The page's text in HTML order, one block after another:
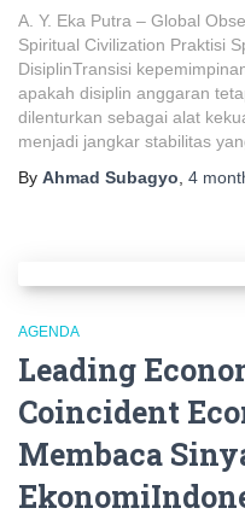
A. Y. Eka Putra – Global
Spiritual Civilization Praktisi
DisiplinTransisi
apakah disiplin anggaran
dilenturkan sebagai alat
menjadi jangkar stabilitas
By Ahmad Subagyo 4
AGENDA
Leading
Coincident
Membaca